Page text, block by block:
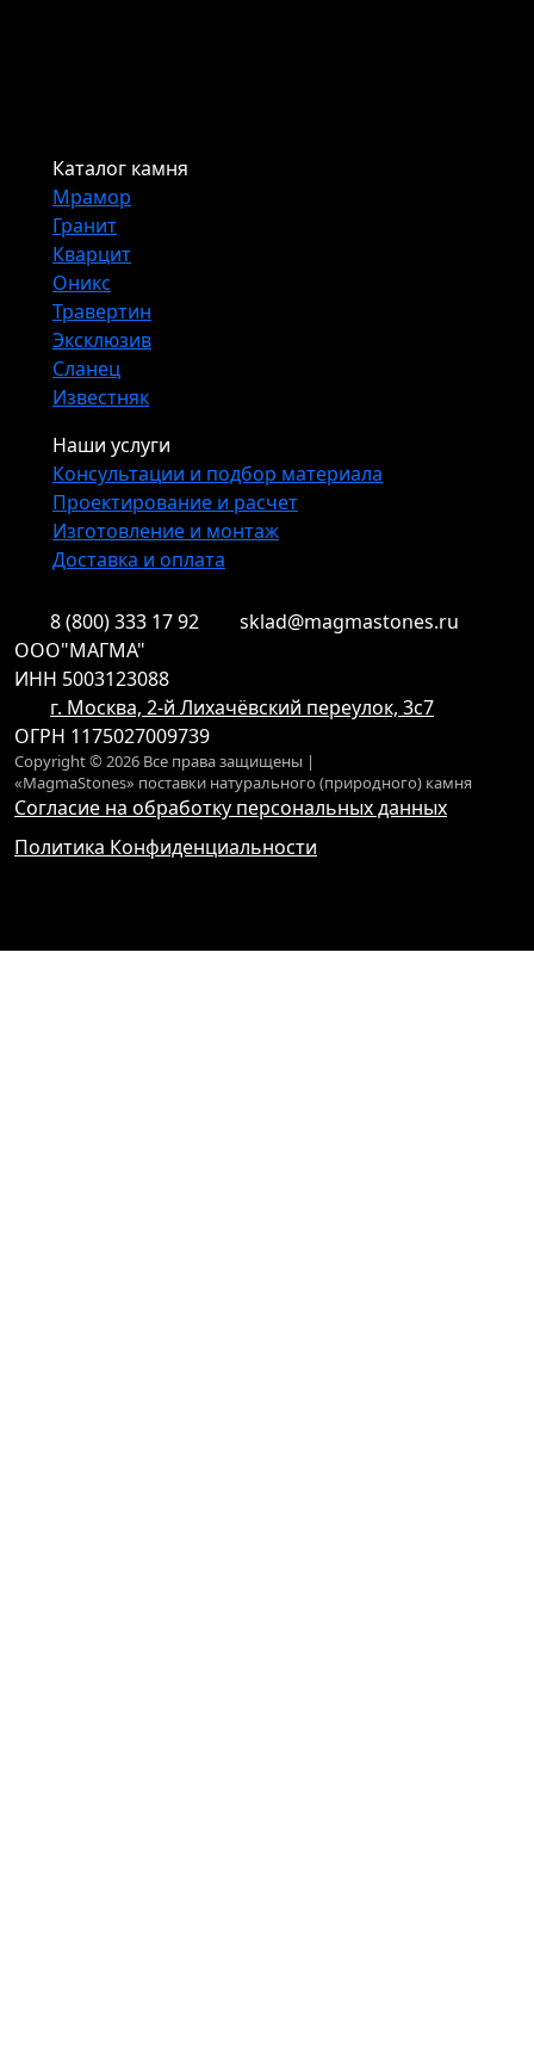
Каталог камня
Мрамор
Гранит
Кварцит
Оникс
Травертин
Эксклюзив
Сланец
Известняк
Наши услуги
Консультации и подбор материала
Проектирование и расчет
Изготовление и монтаж
Доставка и оплата
8 (800) 333 17 92
sklad@magmastones.ru
ООО"МАГМА"
ИНН 5003123088
г. Москва, 2-й Лихачёвский переулок, 3с7
ОГРН 1175027009739
Copyright © 2026 Все права защищены |
«MagmaStones» поставки натурального (природного) камня
Согласие на обработку персональных данных
Политика Конфиденциальности